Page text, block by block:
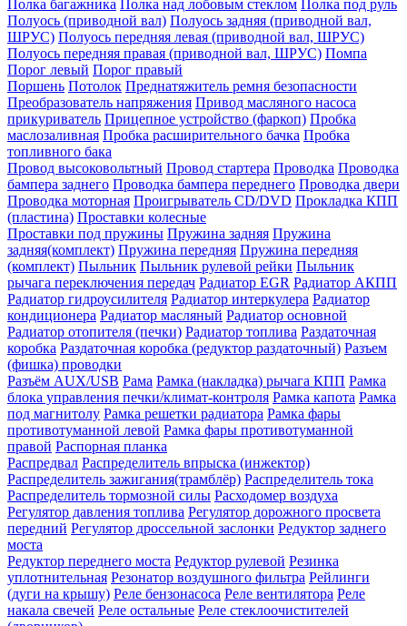
Полка багажника Полка над лобовым стеклом Полка под руль
Полуось (приводной вал) Полуось задняя (приводной вал,
ШРУС) Полуось передняя левая (приводной вал, ШРУС)
Полуось передняя правая (приводной вал, ШРУС) Помпа
Порог левый Порог правый
Поршень Потолок Преднатяжитель ремня безопасности
Преобразователь напряжения Привод масляного насоса
прикуриватель Прицепное устройство (фаркоп) Пробка
маслозаливная Пробка расширительного бачка Пробка
топливного бака
Провод высоковольтный Провод стартера Проводка Проводка
бампера заднего Проводка бампера переднего Проводка двери
Проводка моторная Проигрыватель CD/DVD Прокладка КПП
(пластина) Проставки колесные
Проставки под пружины Пружина задняя Пружина
задняя(комплект) Пружина передняя Пружина передняя
(комплект) Пыльник Пыльник рулевой рейки Пыльник
рычага переключения передач Радиатор EGR Радиатор АКПП
Радиатор гидроусилителя Радиатор интеркулера Радиатор
кондиционера Радиатор масляный Радиатор основной
Радиатор отопителя (печки) Радиатор топлива Раздаточная
коробка Раздаточная коробка (редуктор раздаточный) Разъем
(фишка) проводки
Разъём AUX/USB Рама Рамка (накладка) рычага КПП Рамка
блока управления печки/климат-контроля Рамка капота Рамка
под магнитолу Рамка решетки радиатора Рамка фары
противотуманной левой Рамка фары противотуманной
правой Распорная планка
Распредвал Распределитель впрыска (инжектор)
Распределитель зажигания(трамблёр) Распределитель тока
Распределитель тормозной силы Расходомер воздуха
Регулятор давления топлива Регулятор дорожного просвета
передний Регулятор дроссельной заслонки Редуктор заднего
моста
Редуктор переднего моста Редуктор рулевой Резинка
уплотнительная Резонатор воздушного фильтра Рейлинги
(дуги на крышу) Реле бензонасоса Реле вентилятора Реле
накала свечей Реле остальные Реле стеклоочистителей